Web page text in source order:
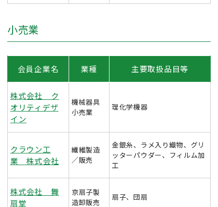
小売業
会員企業名 業種 主要取扱品目等
株式会社 ク
オリティデザ
イン
機械器具
小売業
理化学機器
クラウン工
業 株式会社
繊維製造
／販売
金銀糸、ラメ入り織物、グリ
ッターパウダー、フィルム加
工
株式会社 舞
扇堂
京扇子製
造卸販売
扇子、団扇